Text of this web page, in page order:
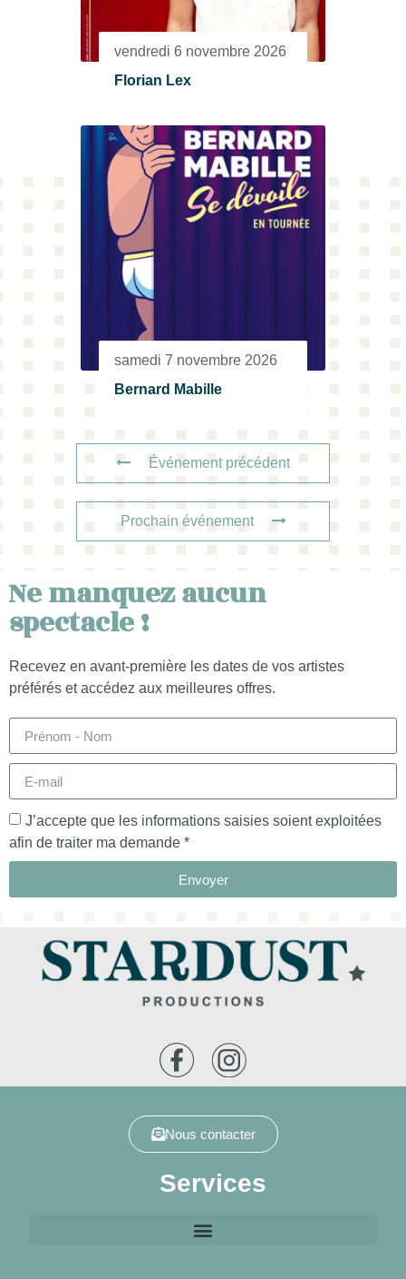
vendredi 6 novembre 2026
Florian Lex
samedi 7 novembre 2026
Bernard Mabille
Événement précédent
Prochain événement
Ne manquez aucun
spectacle !
Recevez en avant-première les dates de vos artistes
préférés et accédez aux meilleures offres.
J’accepte que les informations saisies soient exploitées
afin de traiter ma demande *
Envoyer
Nous contacter
Services